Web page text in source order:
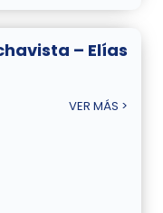
– Elías
VER MÁS >